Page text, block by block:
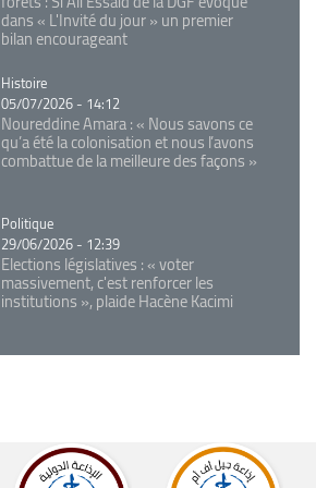
dans « L'Invité du jour » un premier
bilan encourageant
Catégorie
Histoire
05/07/2026 - 14:12
Noureddine Amara : « Nous savons ce
qu’a été la colonisation et nous l’avons
combattue de la meilleure des façons »
Catégorie
Politique
29/06/2026 - 12:39
Elections législatives : « voter
massivement, c'est renforcer les
institutions », plaide Hacène Kacimi